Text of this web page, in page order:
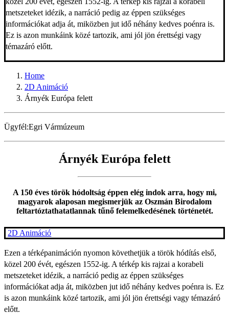
metszeteket idézik, a narráció pedig az éppen szükséges
információkat adja át, miközben jut idő néhány kedves poénra is.
Ez is azon munkáink közé tartozik, ami jól jön érettségi vagy
témazáró előtt.
Home
2D Animáció
Árnyék Európa felett
Ügyfél:Egri Vármúzeum
Árnyék Európa felett
A 150 éves török hódoltság éppen elég indok arra, hogy mi,
magyarok alaposan megismerjük az Oszmán Birodalom
feltartóztathatatlannak tűnő felemelkedésének történetét.
2D Animáció
Ezen a térképanimáción nyomon követhetjük a török hódítás első,
közel 200 évét, egészen 1552-ig. A térkép kis rajzai a korabeli
metszeteket idézik, a narráció pedig az éppen szükséges
információkat adja át, miközben jut idő néhány kedves poénra is. Ez
is azon munkáink közé tartozik, ami jól jön érettségi vagy témazáró
előtt.